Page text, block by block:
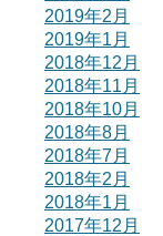
2019年2月
2019年1月
2018年12月
2018年11月
2018年10月
2018年8月
2018年7月
2018年2月
2018年1月
2017年12月